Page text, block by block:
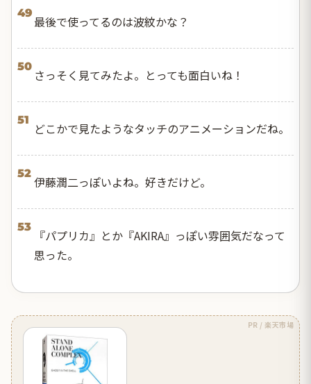
49
最後で使ってるのは波紋かな？
50
さっそく見てみたよ。とっても面白いね！
51
どこかで見たようなタッチのアニメーションだね。
52
伊藤潤二っぽいよね。好きだけど。
53
『パプリカ』とか『AKIRA』っぽい雰囲気だなって
思った。
PR / 楽天市場